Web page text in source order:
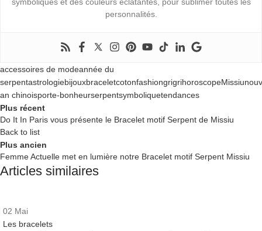
symboliques et des couleurs éclatantes, pour sublimer toutes les
personnalités.
accessoires de modeannée du
serpentastrologiebijouxbraceletcotonfashiongrigrihoroscopeMissiu
an chinoisporte-bonheurserpentsymboliquetendances
Plus récent
Do It In Paris vous présente le Bracelet motif Serpent de Missiu
Back to list
Plus ancien
Femme Actuelle met en lumière notre Bracelet motif Serpent Missiu
Articles similaires
02 Mai
Les bracelets